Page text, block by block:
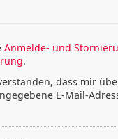
Anmelde- und
.
dass mir
E-Mail-